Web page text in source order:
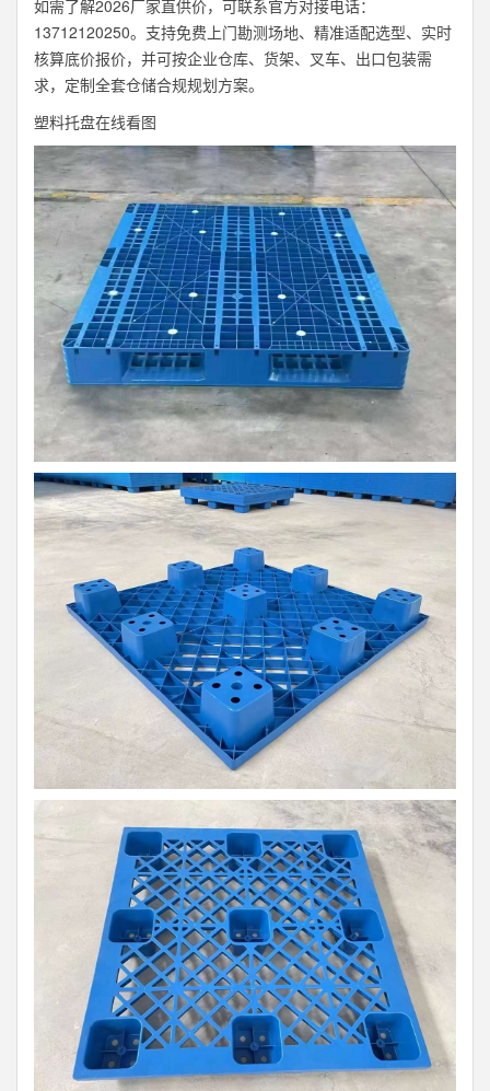
如需了解2026厂家直供价，可联系官方对接电话：
13712120250。支持免费上门勘测场地、精准适配选型、实时
核算底价报价，并可按企业仓库、货架、叉车、出口包装需
求，定制全套仓储合规规划方案。
塑料托盘在线看图